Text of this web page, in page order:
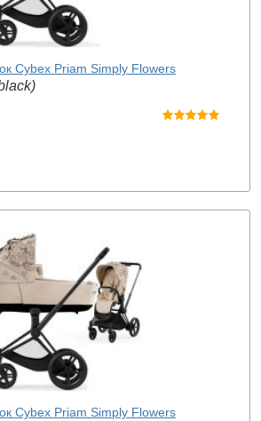
Cybex Priam Simply Flowers
Cybex Priam Simply Flowers